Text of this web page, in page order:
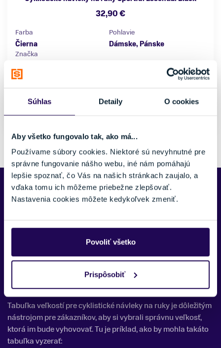
Súhlas Detaily O cookies
Aby všetko fungovalo tak, ako má...
Používame súbory cookies. Niektoré sú nevyhnutné pre
správne fungovanie nášho webu, iné nám pomáhajú
lepšie spoznať, čo Vás na našich stránkach zaujalo, a
vďaka tomu ich môžeme priebežne zlepšovať.
Nastavenia cookies môžete kedykoľvek zmeniť.
Povoliť všetko
Prispôsobiť
32,90 €
Farba
Čierna
Pohlavie
Dámske, Pánske
Značka
Skladom - Ihneď k odberu
Pozreli ste si 4 z 4 produktov.
Cyklistické návleky na ruky súcyklistickým oblečením
cyklistov, ktorí chcú udržať svoje ruky v optimálnych
teplo,suchosťapohodlie, čo môže byť kľúčové pre
Cyklistické návleky na ruky - Tabuľka
veľkostí
Tabuľka veľkostí pre cyklistické návleky na ruky je dôležitým
nástrojom pre zákazníkov, aby si vybrali správnu veľkosť,
ktorá im bude vyhovovať. Tu je príklad, ako by mohla takáto
tabuľka vyzerať: